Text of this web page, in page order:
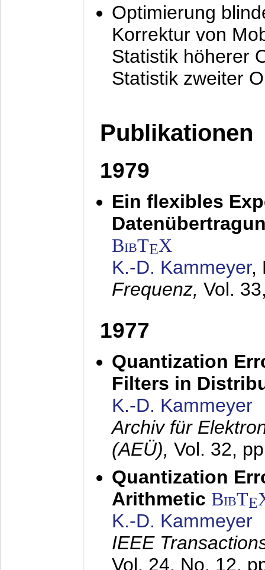
Optimierung
Korrektur von
Statistik höherer
Statistik zweiter
Publikationen
1979
Ein flexibles
BibTEX
K.-D. Kammeyer,
Frequenz, Vol.
1977
Quantization
Filters in
K.-D. Kammeyer
Archiv für
(AEÜ), Vol. 32,
Quantization
Arithmetic BibTE
K.-D. Kammeyer
IEEE
Vol. 24, No. 12,